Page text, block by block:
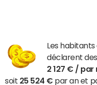
Les
déclarent
2 127 € / par
soit 25 524 € par an et